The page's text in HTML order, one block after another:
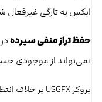
ایکس به تازگی
حفظ تراز منفی سپرده
نمی‌تواند از موجودی
بروکر USGFX بر خلاف انتظار،